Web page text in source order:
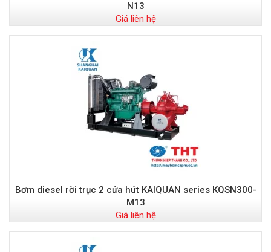
N13
Giá liên hệ
Bơm diesel rời trục 2 cửa hút KAIQUAN series KQSN300-
M13
Giá liên hệ